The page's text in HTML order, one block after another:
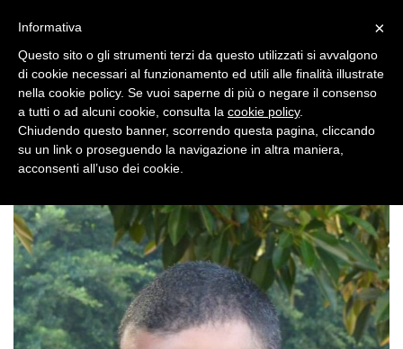
Toggle
Toggle
navigation
×
Informativa
Questo sito o gli strumenti terzi da questo utilizzati si avvalgono
di cookie necessari al funzionamento ed utili alle finalità illustrate
nella cookie policy. Se vuoi saperne di più o negare il consenso
a tutti o ad alcuni cookie, consulta la cookie policy.
Chiudendo questo banner, scorrendo questa pagina, cliccando
su un link o proseguendo la navigazione in altra maniera,
acconsenti all’uso dei cookie.